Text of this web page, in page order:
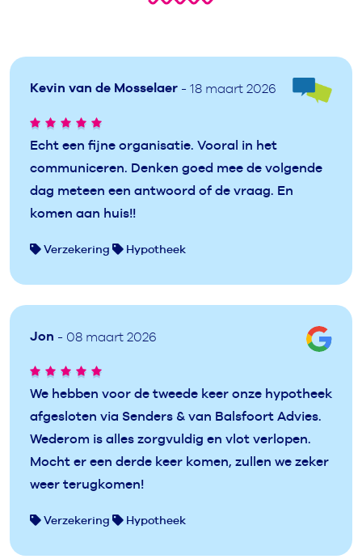
Kevin van de Mosselaer - 18 maart 2026
Echt een fijne organisatie. Vooral in het
communiceren. Denken goed mee de volgende
dag meteen een antwoord of de vraag. En
komen aan huis!!
Verzekering Hypotheek
Jon - 08 maart 2026
We hebben voor de tweede keer onze hypotheek
afgesloten via Senders & van Balsfoort Advies.
Wederom is alles zorgvuldig en vlot verlopen.
Mocht er een derde keer komen, zullen we zeker
weer terugkomen!
Verzekering Hypotheek